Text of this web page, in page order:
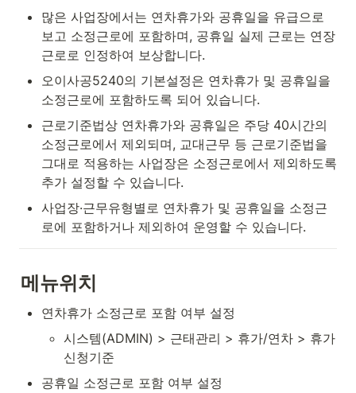
많은 사업장에서는 연차휴가와 공휴일을 유급으로
보고 소정근로에 포함하며, 공휴일 실제 근로는 연장
근로로 인정하여 보상합니다.
오이사공5240의 기본설정은 연차휴가 및 공휴일을
소정근로에 포함하도록 되어 있습니다.
근로기준법상 연차휴가와 공휴일은 주당 40시간의
소정근로에서 제외되며, 교대근무 등 근로기준법을
그대로 적용하는 사업장은 소정근로에서 제외하도록
추가 설정할 수 있습니다.
사업장·근무유형별로 연차휴가 및 공휴일을 소정근
로에 포함하거나 제외하여 운영할 수 있습니다.
메뉴위치
연차휴가 소정근로 포함 여부 설정
시스템(ADMIN) > 근태관리 > 휴가/연차 > 휴가
신청기준
공휴일 소정근로 포함 여부 설정